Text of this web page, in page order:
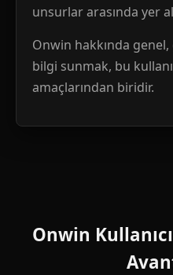
unsurlar arasında yer
Onwin hakkında genel,
bilgi sunmak, bu
amaçlarından biridir.
Onwin